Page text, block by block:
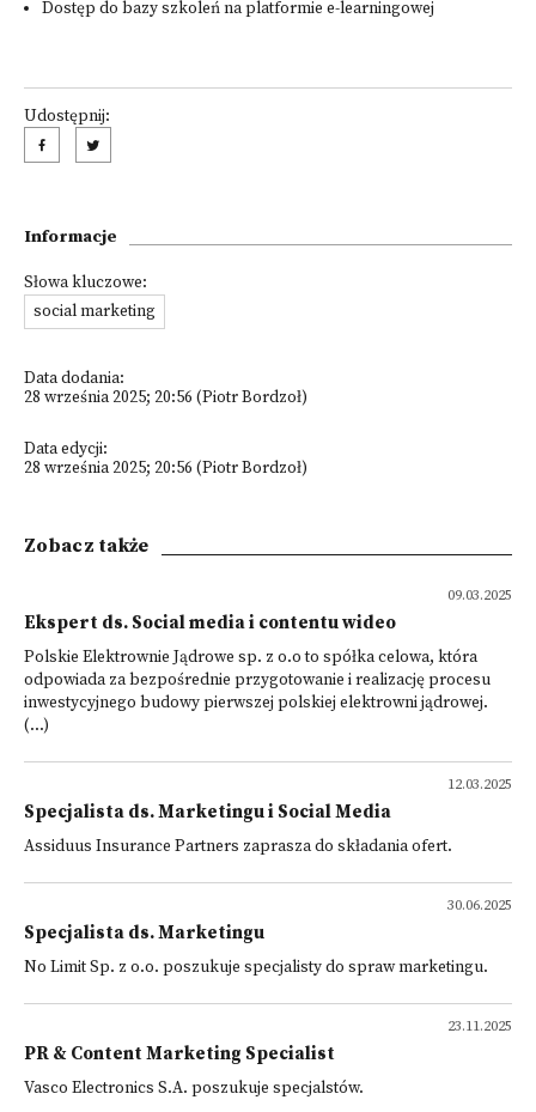
Dostęp do bazy szkoleń na platformie e-learningowej
Udostępnij:
Informacje
Słowa kluczowe:
social marketing
Data dodania:
28 września 2025; 20:56 (Piotr Bordzoł)
Data edycji:
28 września 2025; 20:56 (Piotr Bordzoł)
Zobacz także
09.03.2025
Ekspert ds. Social media i contentu wideo
Polskie Elektrownie Jądrowe sp. z o.o to spółka celowa, która
odpowiada za bezpośrednie przygotowanie i realizację procesu
inwestycyjnego budowy pierwszej polskiej elektrowni jądrowej.
(...)
12.03.2025
Specjalista ds. Marketingu i Social Media
Assiduus Insurance Partners zaprasza do składania ofert.
30.06.2025
Specjalista ds. Marketingu
No Limit Sp. z o.o. poszukuje specjalisty do spraw marketingu.
23.11.2025
PR & Content Marketing Specialist
Vasco Electronics S.A. poszukuje specjalstów.